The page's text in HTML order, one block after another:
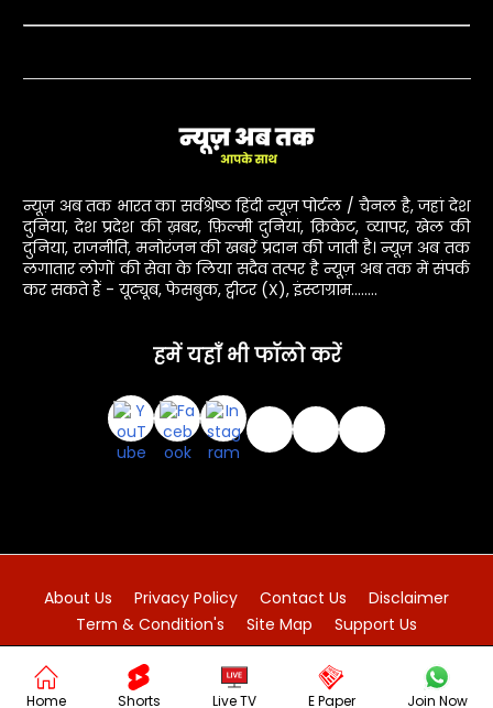
न्यूज़ अब तक भारत का सर्वश्रेष्ठ हिंदी न्यूज़ पोर्टल / चैनल है, जहां देश
दुनिया, देश प्रदेश की ख़बर, फ़िल्मी दुनियां, क्रिकेट, व्यापर, खेल की
दुनिया, राजनीति, मनोरंजन की खबरें प्रदान की जाती है। न्यूज़ अब तक
लगातार लोगों की सेवा के लिया सदैव तत्पर है न्यूज़ अब तक में संपर्क
कर सकते हैं - यूट्यूब, फेसबुक, ट्वीटर (X), इंस्टाग्राम........
हमें यहाँ भी फॉलो करें
@ न्यूज़ अब तक आपके साथ || 2012 - 2026 All rights reserved.
About Us Privacy Policy Contact Us
Disclaimer
Term & Condition's
Site Map Support Us
Home Shorts Live TV E Paper Join Now